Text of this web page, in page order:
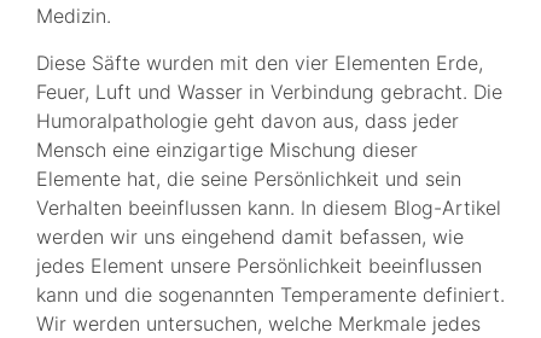
Medizin.
Diese Säfte wurden mit den vier Elementen Erde,
Feuer, Luft und Wasser in Verbindung gebracht. Die
Humoralpathologie geht davon aus, dass jeder
Mensch eine einzigartige Mischung dieser
Elemente hat, die seine Persönlichkeit und sein
Verhalten beeinflussen kann. In diesem Blog-Artikel
werden wir uns eingehend damit befassen, wie
jedes Element unsere Persönlichkeit beeinflussen
kann und die sogenannten Temperamente definiert.
Wir werden untersuchen, welche Merkmale jedes